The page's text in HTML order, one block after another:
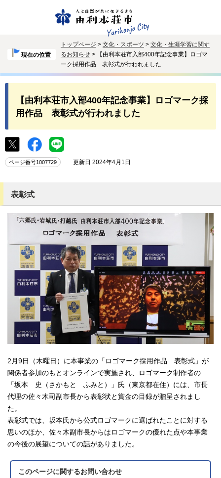
現在の位置
トップページ > 文化・スポーツ > 文化・生涯学習に関す
るお知らせ > 【由利本荘市入部400年記念事業】ロゴマ
ーク採用作品 表彰式が行われました
【由利本荘市入部400年記念事業】ロゴマーク採
用作品 表彰式が行われました
ページ番号1007729 更新日 2024年4月1日
表彰式
2月9日（木曜日）に本事業の「ロゴマーク採用作品 表彰式」が
関係者参加のもとオンラインで実施され、ロゴマーク制作者の
「坂本 史（さかもと ふみと）」氏（東京都在住）には、市長
代理の佐々木司副市長から表彰状と賞金の目録が贈呈されまし
た。
表彰式では、坂本氏から公式ロゴマークに選ばれたことに対する
思いのほか、佐々木副市長からはロゴマークの優れた点や本事業
の今後の展望についての話がありました。
このページに関するお問い合わせ